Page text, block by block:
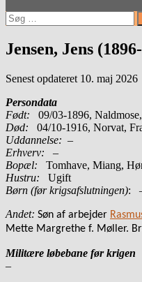
Søg
efter:
Jensen, Jens
Senest opdateret 10. maj 2026
Persondata
Født: 09/03-1896,
Død: 04/10-1916, Norvat,
Uddannelse: –
Erhverv: –
Bopæl: Tomhave, Miang,
Hustru: Ugift
Børn (før krigsafslutningen):
Andet: Søn af arbejder
Mette Margrethe f. Møller.
Militære løbebane før krigen
–